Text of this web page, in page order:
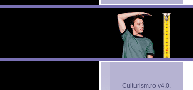
Culturism.ro v4.0.